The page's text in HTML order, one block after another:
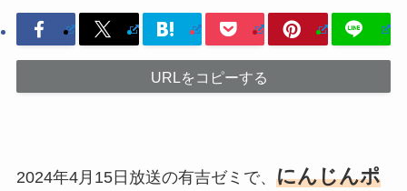
URLをコピーする
2024年4月15日放送の有吉ゼミで、 にんじんポ